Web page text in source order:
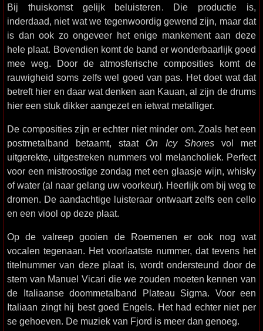
Bij thuiskomst gelijk beluisteren. Die productie is,
inderdaad, niet wat we tegenwoordig gewend zijn, maar dat
is dan ook zo ongeveer het enige mankement aan deze
hele plaat. Bovendien komt de band er wonderbaarlijk goed
mee weg. Door de atmosferische composities komt de
rauwigheid soms zelfs wel goed van pas. Het doet wat dat
betreft hier en daar wat denken aan Kauan, al zijn de drums
hier een stuk dikker aangezet en ietwat metalliger.
De composities zijn er echter niet minder om. Zoals het een
postmetalband betaamt, staat On Icy Shoresvol met
uitgerekte, uitgestreken nummers vol melancholiek. Perfect
voor een mistroostige zondag met een glaasje wijn, whisky
of water (al naar gelang uw voorkeur). Heerlijk om bij weg te
dromen. De aandachtige luisteraar ontwaart zelfs een cello
en een viool op deze plaat.
Op de valreep gooien de Roemenen er ook nog wat
vocalen tegenaan. Het voorlaatste nummer, dat tevens het
titelnummer van deze plaat is, wordt ondersteund door de
stem van Manuel Vicari die we zouden moeten kennen van
de Italiaanse doommetalband Plateau Sigma. Voor een
Italiaan zingt hij best goed Engels. Het had echter niet per
se gehoeven. De muziek van Fjord is meer dan genoeg.